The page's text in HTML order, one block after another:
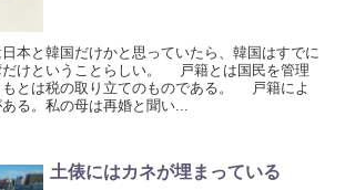
本と韓国だけかと思っていたら、韓国はすでに
だけということらしい。 戸籍とは国民を管理
もとは税の取り立てのものである。 戸籍によ
る。私の母は再婚と聞い...
土俵にはカネが埋まっている